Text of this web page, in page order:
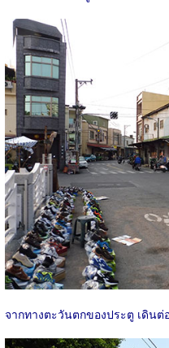
จากทางตะวันตกของประตู เดินต่